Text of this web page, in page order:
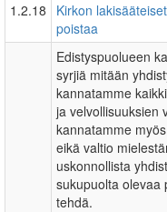
1.2.18
Kirkon
poistaa
Edistyspuolueen
syrjiä mitään
kannatamme
ja velvollisuuksien
kannatamme
eikä valtio
uskonnollista
sukupuolta olevaa
tehdä.